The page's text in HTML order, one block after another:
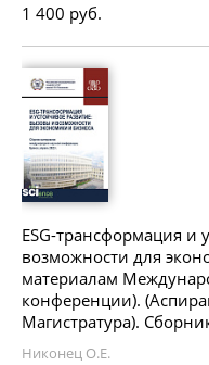
1 400 руб.
ESG-трансформация и
возможности для
материалам
конференции).
Магистратура).
Никонец О.Е.